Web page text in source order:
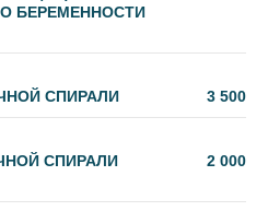
БЕРЕМЕННОСТИ
СПИРАЛИ 3 500
СПИРАЛИ
2 000